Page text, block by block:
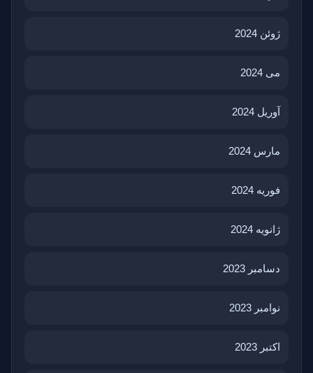
ژوئن 2024
می 2024
آوریل 2024
مارس 2024
فوریه 2024
ژانویه 2024
دسامبر 2023
نوامبر 2023
اکتبر 2023